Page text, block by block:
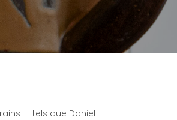
— tels que Daniel